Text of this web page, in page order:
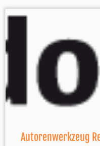
Autorenwerkzeug